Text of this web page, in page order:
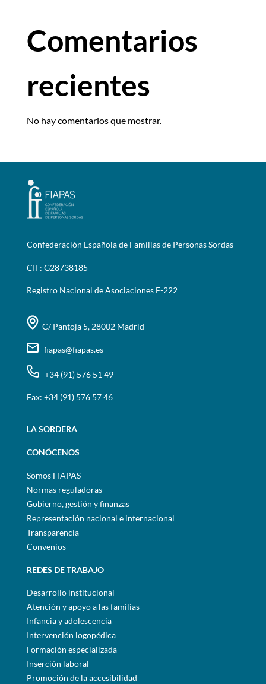
Comentarios
recientes
No hay comentarios que mostrar.
Confederación Española de Familias de Personas Sordas
CIF: G28738185
Registro Nacional de Asociaciones F-222
C/ Pantoja 5, 28002 Madrid
fiapas@fiapas.es
+34 (91) 576 51 49
Fax: +34 (91) 576 57 46
LA SORDERA
CONÓCENOS
Somos FIAPAS
Normas reguladoras
Gobierno, gestión y finanzas
Representación nacional e internacional
Transparencia
Convenios
REDES DE TRABAJO
Desarrollo institucional
Atención y apoyo a las familias
Infancia y adolescencia
Intervención logopédica
Formación especializada
Inserción laboral
Promoción de la accesibilidad